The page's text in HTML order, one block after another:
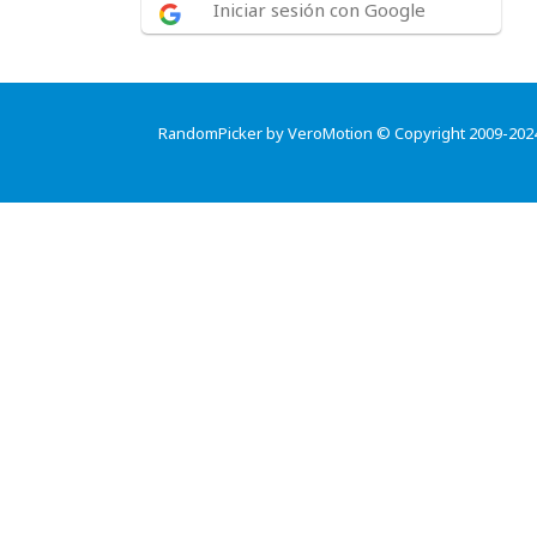
Iniciar sesión con Google
RandomPicker by VeroMotion © Copyright 2009-